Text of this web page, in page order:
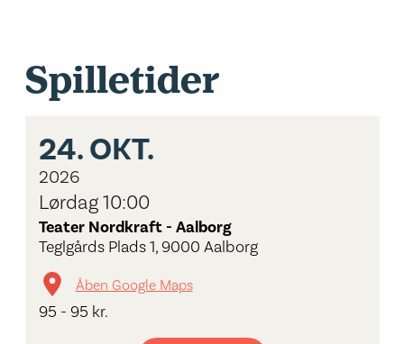
Spilletider
24.OKT.
2026
Lørdag 10:00
Teater Nordkraft - Aalborg
Teglgårds Plads 1, 9000 Aalborg
Åben Google Maps
95 - 95 kr.